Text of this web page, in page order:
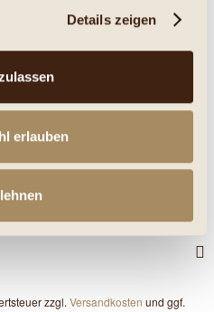
Details zeigen
erlauben
zzgl. Versandkosten und ggf.